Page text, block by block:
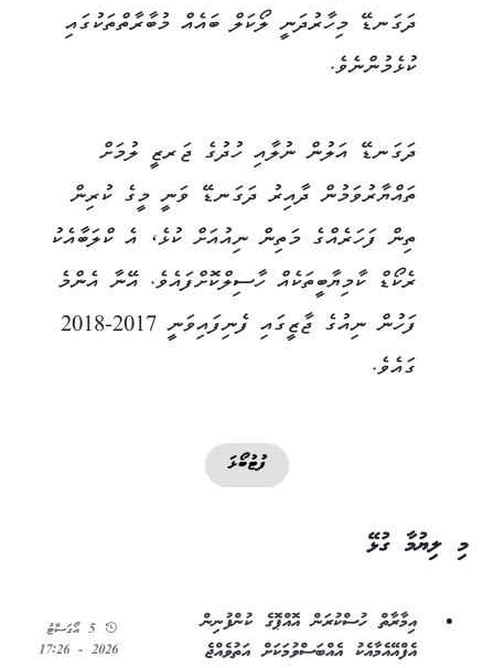
ދަގަނޑޭ މިހާރުދަނީ ލޯކަލް ބައެއް މުބާރާތްތަކުގައި
ކުޅެމުންނެވެ.
ދަގަނޑޭ އަލުން ނުލާއި ހުދުގެ ޖަރޒީ ލުމަށް
ތައްޔާރުވަމުން ދާއިރު ދަގަނޑޭ ވަނީ މީގެ ކުރިން
ތިން ފަހަރެއްގެ މަތިން ނިއުއަށް ކުޅެ، އެ ކްލަބާއެކު
ރެކޯޑް ކާމިޔާބީތަކެއް ހާސިލްކޮށްފައެވެ. އޭނާ އެންމެ
ފަހުން ނިއުގެ ޖާޒީގައި ފެނިފައިވަނީ 2017-2018
ގައެވެ.
ފުޓުބޯޅަ
މި ލިޔުމާ ގުޅޭ
އިމާރާތް ހުސްކުރަން އޮއްޕޮގެ ކުންފުނިން
އެފްއޭއެމާއެކު އެއްބަސްވުމަކަށް އަތުވެއްޖެ
5 އޯގަސްޓު
2026 - 17:26